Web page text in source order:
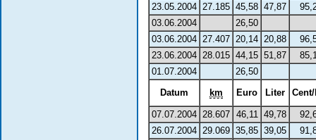
23.05.2004 27.185 45,58 47,87
03.06.2004
26,50
03.06.2004 27.407 20,14 20,88
23.06.2004 28.015 44,15 51,87
01.07.2004
26,50
Datum
km Euro Liter
07.07.2004 28.607 46,11 49,78
26.07.2004 29.069 35,85 39,05